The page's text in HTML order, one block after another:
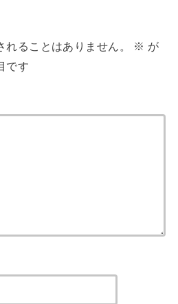
れることはありません。 ※ が
です